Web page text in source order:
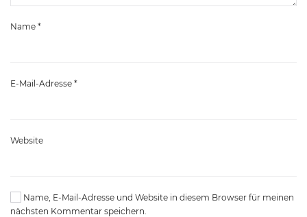
Name *
E-Mail-Adresse *
Website
Name, E-Mail-Adresse und Website in diesem Browser für meinen
nächsten Kommentar speichern.